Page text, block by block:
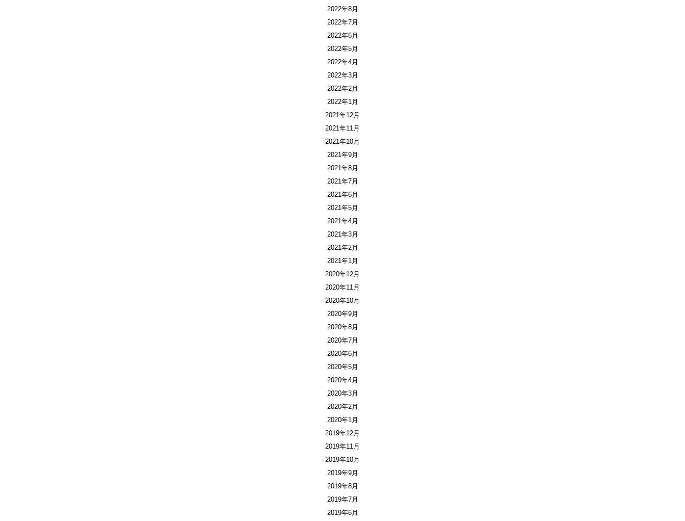
2022年8月
2022年7月
2022年6月
2022年5月
2022年4月
2022年3月
2022年2月
2022年1月
2021年12月
2021年11月
2021年10月
2021年9月
2021年8月
2021年7月
2021年6月
2021年5月
2021年4月
2021年3月
2021年2月
2021年1月
2020年12月
2020年11月
2020年10月
2020年9月
2020年8月
2020年7月
2020年6月
2020年5月
2020年4月
2020年3月
2020年2月
2020年1月
2019年12月
2019年11月
2019年10月
2019年9月
2019年8月
2019年7月
2019年6月